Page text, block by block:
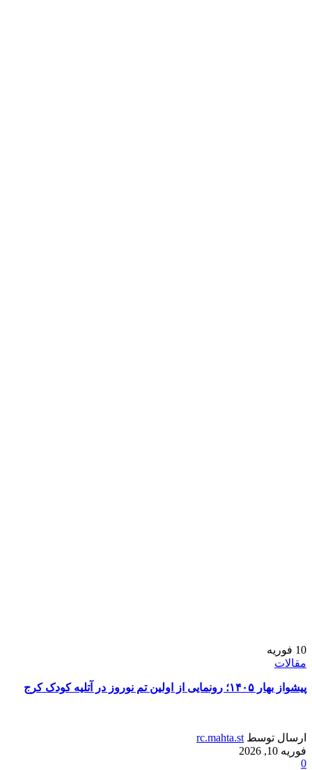
10 فوریه
مقالات
پیشواز بهار ۱۴۰۵؛ رونمایی از اولین تم نوروز در آتلیه کودک کرج
ارسال توسط rc.mahta.st
فوریه 10, 2026
0